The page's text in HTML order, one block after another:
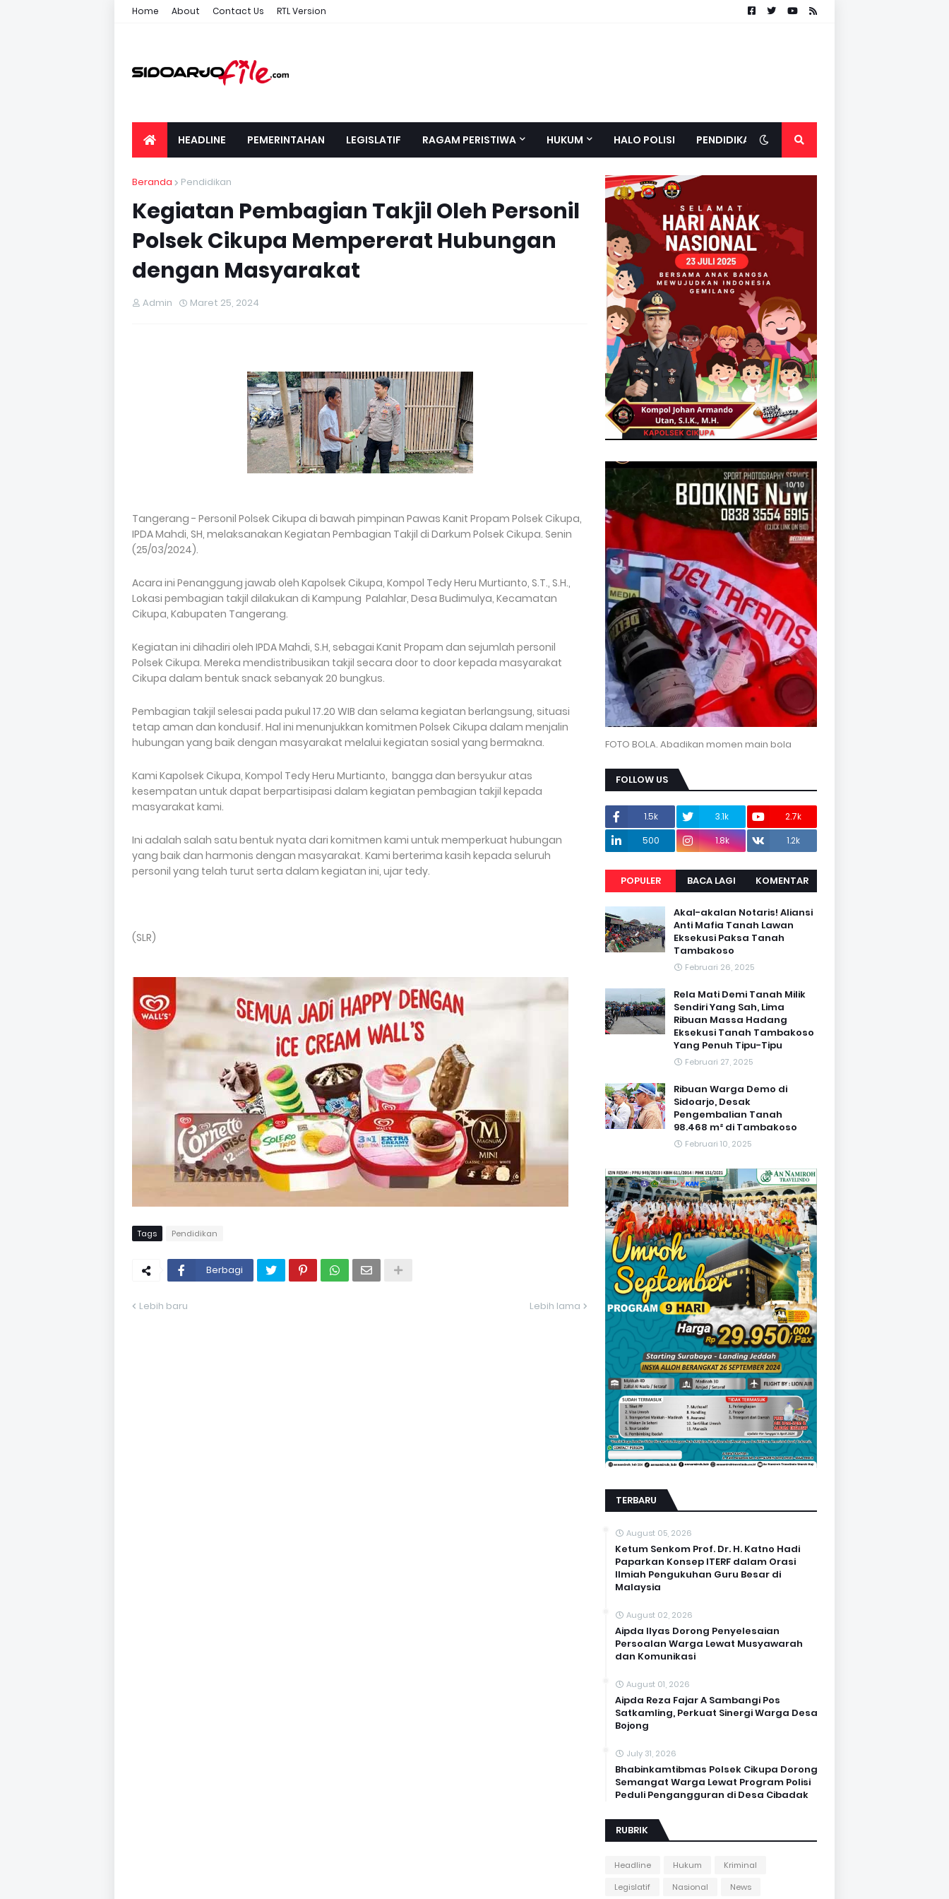
Home About Contact Us RTL Version
HEADLINE PEMERINTAHAN LEGISLATIF RAGAM PERISTIWA HUKUM HALO POLISI PENDIDIKAN
Beranda Pendidikan
Kegiatan Pembagian Takjil Oleh Personil
Polsek Cikupa Mempererat Hubungan
dengan Masyarakat
Admin Maret 25, 2024
Tangerang - Personil Polsek Cikupa di bawah pimpinan Pawas Kanit Propam Polsek Cikupa,
IPDA Mahdi, SH, melaksanakan Kegiatan Pembagian Takjil di Darkum Polsek Cikupa. Senin
(25/03/2024).
Acara ini Penanggung jawab oleh Kapolsek Cikupa, Kompol Tedy Heru Murtianto, S.T., S.H.,
Lokasi pembagian takjil dilakukan di Kampung Palahlar, Desa Budimulya, Kecamatan
Cikupa, Kabupaten Tangerang.
Kegiatan ini dihadiri oleh IPDA Mahdi, S.H, sebagai Kanit Propam dan sejumlah personil
Polsek Cikupa. Mereka mendistribusikan takjil secara door to door kepada masyarakat
Cikupa dalam bentuk snack sebanyak 20 bungkus.
Pembagian takjil selesai pada pukul 17.20 WIB dan selama kegiatan berlangsung, situasi
tetap aman dan kondusif. Hal ini menunjukkan komitmen Polsek Cikupa dalam menjalin
hubungan yang baik dengan masyarakat melalui kegiatan sosial yang bermakna.
Kami Kapolsek Cikupa, Kompol Tedy Heru Murtianto, bangga dan bersyukur atas
kesempatan untuk dapat berpartisipasi dalam kegiatan pembagian takjil kepada
masyarakat kami.
Ini adalah salah satu bentuk nyata dari komitmen kami untuk memperkuat hubungan
yang baik dan harmonis dengan masyarakat. Kami berterima kasih kepada seluruh
personil yang telah turut serta dalam kegiatan ini, ujar tedy.
(SLR)
Tags Pendidikan
Berbagi
Lebih baru Lebih lama
FOTO BOLA. Abadikan momen main bola
FOLLOW US
1.5k 3.1k
2.7k
500
1.8k 1.2k
POPULER BACA LAGI KOMENTAR
Akal-akalan Notaris! Aliansi
Anti Mafia Tanah Lawan
Eksekusi Paksa Tanah
Tambakoso
Februari 26, 2025
Rela Mati Demi Tanah Milik
Sendiri Yang Sah, Lima
Ribuan Massa Hadang
Eksekusi Tanah Tambakoso
Yang Penuh Tipu-Tipu
Februari 27, 2025
Ribuan Warga Demo di
Sidoarjo, Desak
Pengembalian Tanah
98.468 m² di Tambakoso
Februari 10, 2025
TERBARU
August 05, 2026
Ketum Senkom Prof. Dr. H. Katno Hadi
Paparkan Konsep ITERF dalam Orasi
Ilmiah Pengukuhan Guru Besar di
Malaysia
August 02, 2026
Aipda Ilyas Dorong Penyelesaian
Persoalan Warga Lewat Musyawarah
dan Komunikasi
August 01, 2026
Aipda Reza Fajar A Sambangi Pos
Satkamling, Perkuat Sinergi Warga Desa
Bojong
July 31, 2026
Bhabinkamtibmas Polsek Cikupa Dorong
Semangat Warga Lewat Program Polisi
Peduli Pengangguran di Desa Cibadak
RUBRIK
Headline Hukum
Kriminal
Legislatif
Nasional News